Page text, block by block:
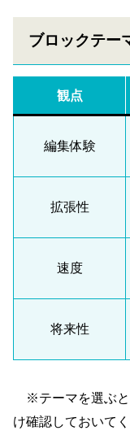
ブロックテー
観点
編集体験
拡張性
速度
将来性
※テーマを選ぶと
け確認しておいてく